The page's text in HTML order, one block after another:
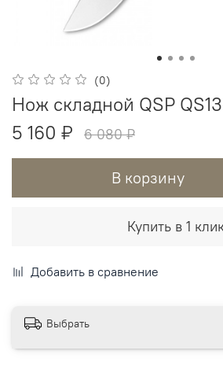
(0)
Нож складной QSP
5 160 ₽
6 080 ₽
В корзину
Купить в 1
Добавить в сравнение
Выбрать